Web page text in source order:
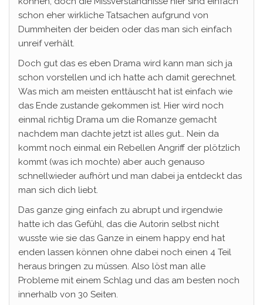
schon eher wirkliche Tatsachen aufgrund von
Dummheiten der beiden oder das man sich einfach
unreif verhält.
Doch gut das es eben Drama wird kann man sich ja
schon vorstellen und ich hatte ach damit gerechnet.
Was mich am meisten enttäuscht hat ist einfach wie
das Ende zustande gekommen ist. Hier wird noch
einmal richtig Drama um die Romanze gemacht
nachdem man dachte jetzt ist alles gut… Nein da
kommt noch einmal ein Rebellen Angriff der plötzlich
kommt (was ich mochte) aber auch genauso
schnellwieder aufhört und man dabei ja entdeckt das
man sich dich liebt.
Das ganze ging einfach zu abrupt und irgendwie
hatte ich das Gefühl, das die Autorin selbst nicht
wusste wie sie das Ganze in einem happy end hat
enden lassen können ohne dabei noch einen 4 Teil
heraus bringen zu müssen. Also löst man alle
Probleme mit einem Schlag und das am besten noch
innerhalb von 30 Seiten.